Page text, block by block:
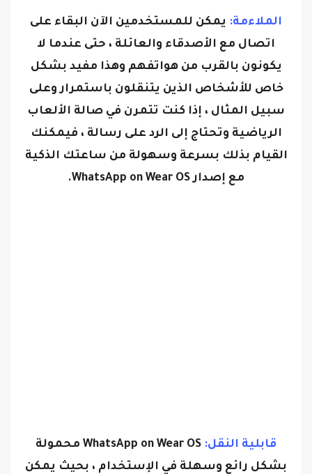
الملاءمة: يمكن للمستخدمين الآن البقاء على
اتصال مع الأصدقاء والعائلة ، حتى عندما لا
يكونون بالقرب من هواتفهم وهذا مفيد بشكل
خاص للأشخاص الذين يتنقلون باستمرار وعلى
سبيل المثال ، إذا كنت تتمرن في صالة الألعاب
الرياضية وتحتاج إلى الرد على رسالة ، فيمكنك
القيام بذلك بسرعة وسهولة من ساعتك الذكية
مع إصدارWhatsApp on Wear OS
.
قابلية النقل:
WhatsApp on Wear OS محمولة
بشكل رائع وسهلة في الإستخدام ، بحيث يمكن